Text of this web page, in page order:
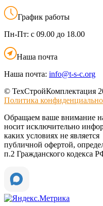
График работы
Пн-Пт: с 09.00 до 18.00
Наша почта
Наша почта: info@t-s-c.org
© ТехСтройКомплектация
Политика
Обращаем ваше внимание
носит исключительно
каких условиях не является
публичной офертой,
п.2 Гражданского кодекса